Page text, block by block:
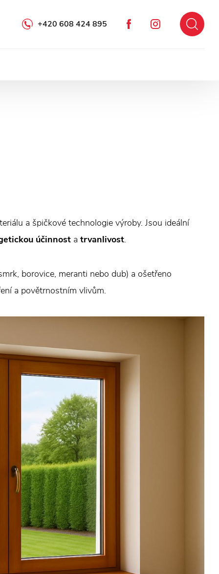
Instagram
Facebook
+420 608 424 895
a špičkové technologie výroby. Jsou ideální
účinnost a trvanlivost.
borovice, meranti nebo dub) a ošetřeno
a povětrnostním vlivům.